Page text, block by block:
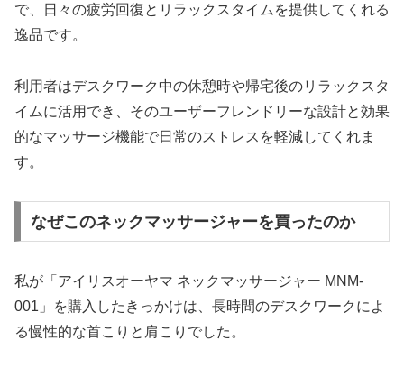
で、日々の疲労回復とリラックスタイムを提供してくれる
逸品です。
利用者はデスクワーク中の休憩時や帰宅後のリラックスタ
イムに活用でき、そのユーザーフレンドリーな設計と効果
的なマッサージ機能で日常のストレスを軽減してくれま
す。
なぜこのネックマッサージャーを買ったのか
私が「アイリスオーヤマ ネックマッサージャー MNM-
001」を購入したきっかけは、長時間のデスクワークによ
る慢性的な首こりと肩こりでした。